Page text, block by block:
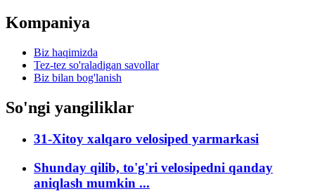
Kompaniya
Biz haqimizda
Tez-tez so'raladigan savollar
Biz bilan bog'lanish
So'ngi yangiliklar
31-Xitoy xalqaro velosiped yarmarkasi
Shunday qilib, to'g'ri velosipedni qanday
aniqlash mumkin ...